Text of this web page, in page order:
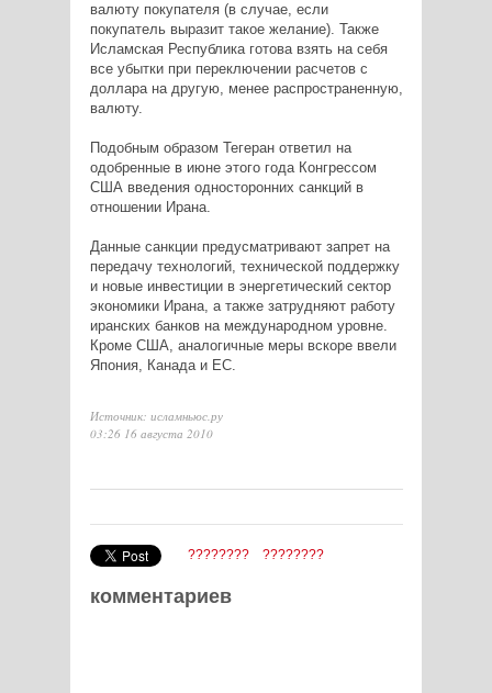
валюту покупателя (в случае, если
покупатель выразит такое желание). Также
Исламская Республика готова взять на себя
все убытки при переключении расчетов с
доллара на другую, менее распространенную,
валюту.
Подобным образом Тегеран ответил на
одобренные в июне этого года Конгрессом
США введения односторонних санкций в
отношении Ирана.
Данные санкции предусматривают запрет на
передачу технологий, технической поддержку
и новые инвестиции в энергетический сектор
экономики Ирана, а также затрудняют работу
иранских банков на международном уровне.
Кроме США, аналогичные меры вскоре ввели
Япония, Канада и ЕС.
Источник: исламньюс.ру
03:26 16 августа 2010
???????? ????????
комментариев